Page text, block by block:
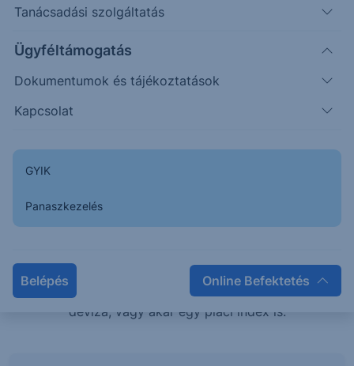
Tanácsadási szolgáltatás
Ügyféltámogatás
Dokumentumok és tájékoztatások
Kapcsolat
GYIK
Panaszkezelés
Belépés Online Befektetés
piaci helyzetekre találhatsz megfelelő befektetési
A havonta érkező termékek között találsz olyat, ahol a
kiválasztott mögöttes piac vagy termékek negatív
részesülhetsz, vagy éppen tőkevédelem mellett érhetsz
Mi az a Strukturált értékpapír?
termékhez, vagy termékek kosarához kötött. Ez a
mögöttes termék lehet részvény, kötvény, árucikk,
deviza, vagy akár egy piaci index is.